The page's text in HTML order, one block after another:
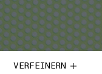
VERFEINERN